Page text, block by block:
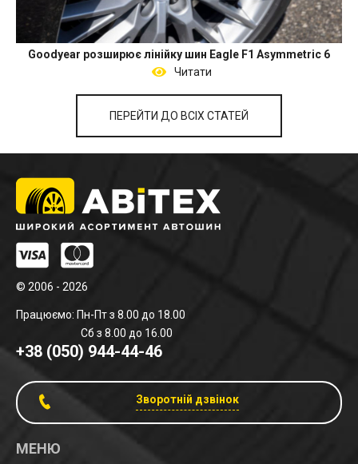
Goodyear розширює лінійку шин Eagle F1 Asymmetric 6
Читати
ПЕРЕЙТИ ДО ВСІХ СТАТЕЙ
© 2006 - 2026
Працюємо: Пн-Пт з 8.00 до 18.00
Сб з 8.00 до 16.00
+38 (050) 944-44-46
Зворотній дзвінок
МЕНЮ